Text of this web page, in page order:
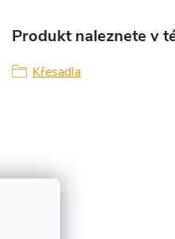
Produkt naleznete v
Křesadla